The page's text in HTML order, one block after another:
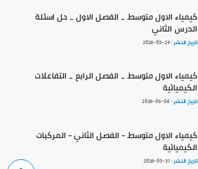
كيمياء الاول متوسط _ الفصل الاول _ حل اسئلة
الدرس الثاني
تاريخ النشر :2026-05-29
كيمياء الاول متوسط _ الفصل الرابع _ التفاعلات
الكيميائية
تاريخ النشر : 2026-06-04
كيمياء الاول متوسط - الفصل الثاني - المركبات
الكيميائية
تاريخ النشر :2026-05-31